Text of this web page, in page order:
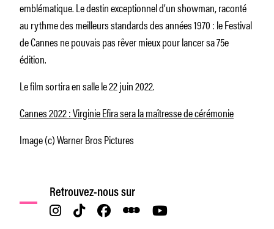
emblématique. Le destin exceptionnel d’un showman, raconté
au rythme des meilleurs standards des années 1970 : le Festival
de Cannes ne pouvais pas rêver mieux pour lancer sa 75e
édition.
Le film sortira en salle le 22 juin 2022.
Cannes 2022 : Virginie Efira sera la maîtresse de cérémonie
Image (c) Warner Bros Pictures
Retrouvez-nous sur